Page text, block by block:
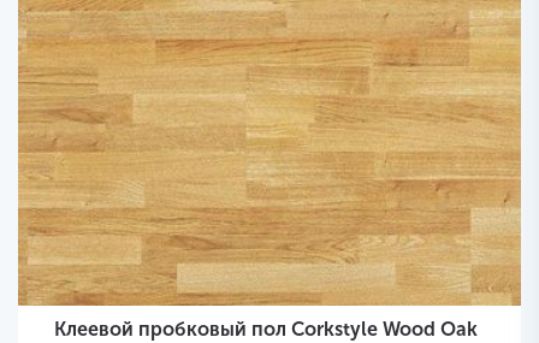
Клеевой пробковый пол Corkstyle Wood Oak